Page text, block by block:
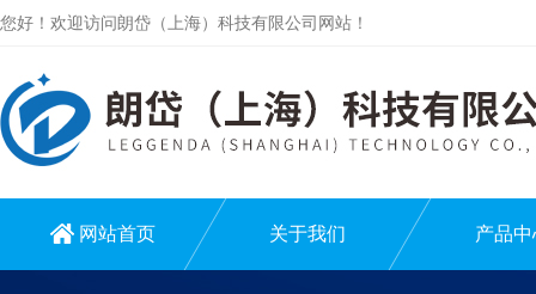
您好！欢迎访问朗岱（上海）科技有限公司网站！
网站首页 关于我们 产品中